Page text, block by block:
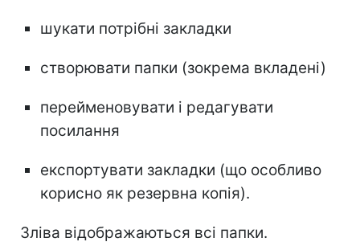
шукати потрібні закладки
створювати папки (зокрема вкладені)
перейменовувати і редагувати
посилання
експортувати закладки (що особливо
корисно як резервна копія).
Зліва відображаються всі папки.